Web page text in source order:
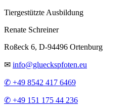
Tiergestützte Ausbildung
Renate Schreiner
Roßeck 6, D-94496 Ortenburg
✉ info@glueckspfoten.eu
✆ +49 8542 417 6469
✆ +49 151 175 44 236